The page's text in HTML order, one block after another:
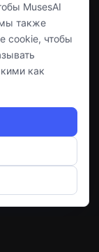
MusesAI
мы также
cookie, чтобы
как